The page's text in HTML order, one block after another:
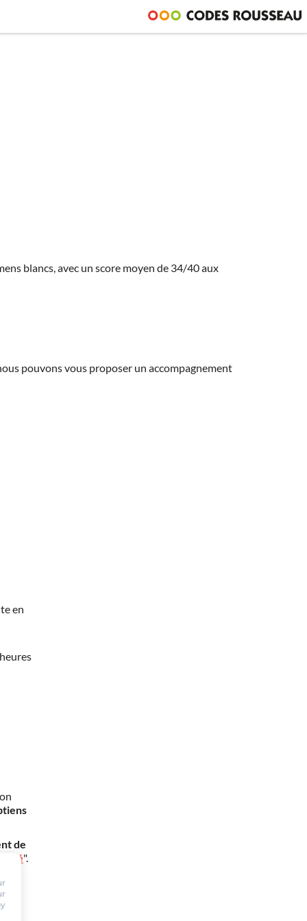
blancs, avec un score moyen de 34/40 aux
pouvons vous proposer un accompagnement
en
de
".